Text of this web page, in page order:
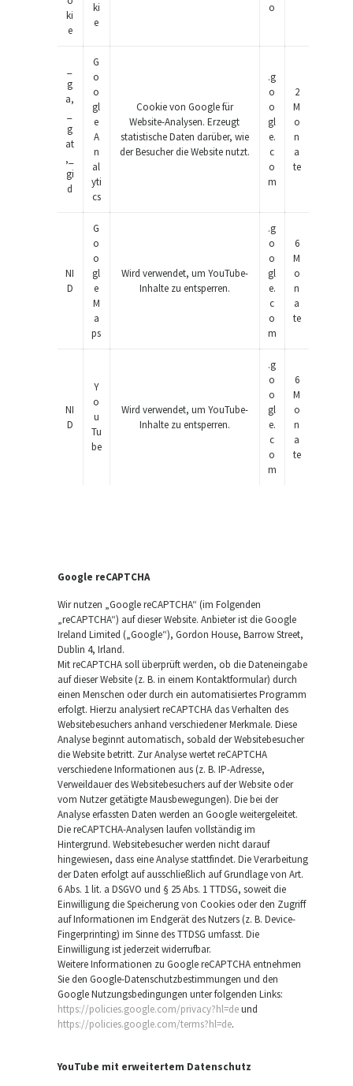
ki
e
ki
e
o
g
a,
g
at
,_
gi
d
G
o
o
gl
e
A
n
al
yti
cs
Cookie von Google für
Website-Analysen. Erzeugt
statistische Daten darüber, wie
der Besucher die Website nutzt.
.g
o
o
gl
e.
c
o
m
2
M
o
n
a
te
NI
D
G
o
o
gl
e
M
a
ps
Wird verwendet, um YouTube-
Inhalte zu entsperren.
.g
o
o
gl
e.
c
o
m
6
M
o
n
a
te
NI
D
Y
o
u
Tu
be
Wird verwendet, um YouTube-
Inhalte zu entsperren.
.g
o
o
gl
e.
c
o
m
6
M
o
n
a
te
Google reCAPTCHA
Wir nutzen „Google reCAPTCHA“ (im Folgenden
„reCAPTCHA“) auf dieser Website. Anbieter ist die Google
Ireland Limited („Google“), Gordon House, Barrow Street,
Dublin 4, Irland.
Mit reCAPTCHA soll überprüft werden, ob die Dateneingabe
auf dieser Website (z. B. in einem Kontaktformular) durch
einen Menschen oder durch ein automatisiertes Programm
erfolgt. Hierzu analysiert reCAPTCHA das Verhalten des
Websitebesuchers anhand verschiedener Merkmale. Diese
Analyse beginnt automatisch, sobald der Websitebesucher
die Website betritt. Zur Analyse wertet reCAPTCHA
verschiedene Informationen aus (z. B. IP-Adresse,
Verweildauer des Websitebesuchers auf der Website oder
vom Nutzer getätigte Mausbewegungen). Die bei der
Analyse erfassten Daten werden an Google weitergeleitet.
Die reCAPTCHA-Analysen laufen vollständig im
Hintergrund. Websitebesucher werden nicht darauf
hingewiesen, dass eine Analyse stattfindet. Die Verarbeitung
der Daten erfolgt auf ausschließlich auf Grundlage von Art.
6 Abs. 1 lit. a DSGVO und § 25 Abs. 1 TTDSG, soweit die
Einwilligung die Speicherung von Cookies oder den Zugriff
auf Informationen im Endgerät des Nutzers (z. B. Device-
Fingerprinting) im Sinne des TTDSG umfasst. Die
Einwilligung ist jederzeit widerrufbar.
Weitere Informationen zu Google reCAPTCHA entnehmen
Sie den Google-Datenschutzbestimmungen und den
Google Nutzungsbedingungen unter folgenden Links:
https://policies.google.com/privacy?hl=deund
https://policies.google.com/terms?hl=de.
YouTube mit erweitertem Datenschutz